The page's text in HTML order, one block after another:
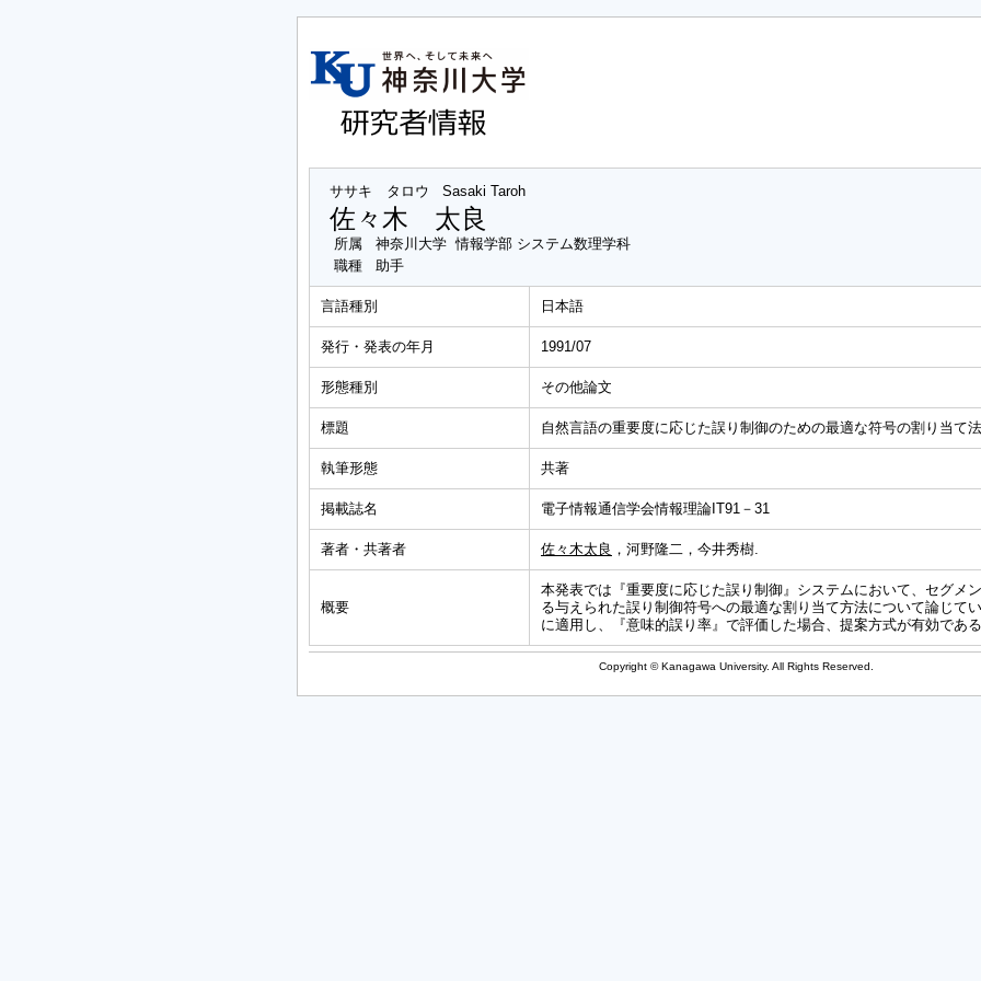
ササキ タロウ Sasaki Taroh
佐々木 太良
所属
神奈川大学 情報学部 システム数理学科
職種
助手
言語種別 日本語
発行・発表の年月 1991/07
形態種別 その他論文
標題 自然言語の重要度に応じた誤り制御のための最適な符号の割り当て法
執筆形態 共著
掲載誌名 電子情報通信学会情報理論IT91－31
著者・共著者 佐々木太良 ，河野隆二，今井秀樹.
概要
本発表では『重要度に応じた誤り制御』システムにおいて、セグメ
る与えられた誤り制御符号への最適な割り当て方法について論じて
に適用し、『意味的誤り率』で評価した場合、提案方式が有効であ
Copyright © Kanagawa University. All Rights Reserved.